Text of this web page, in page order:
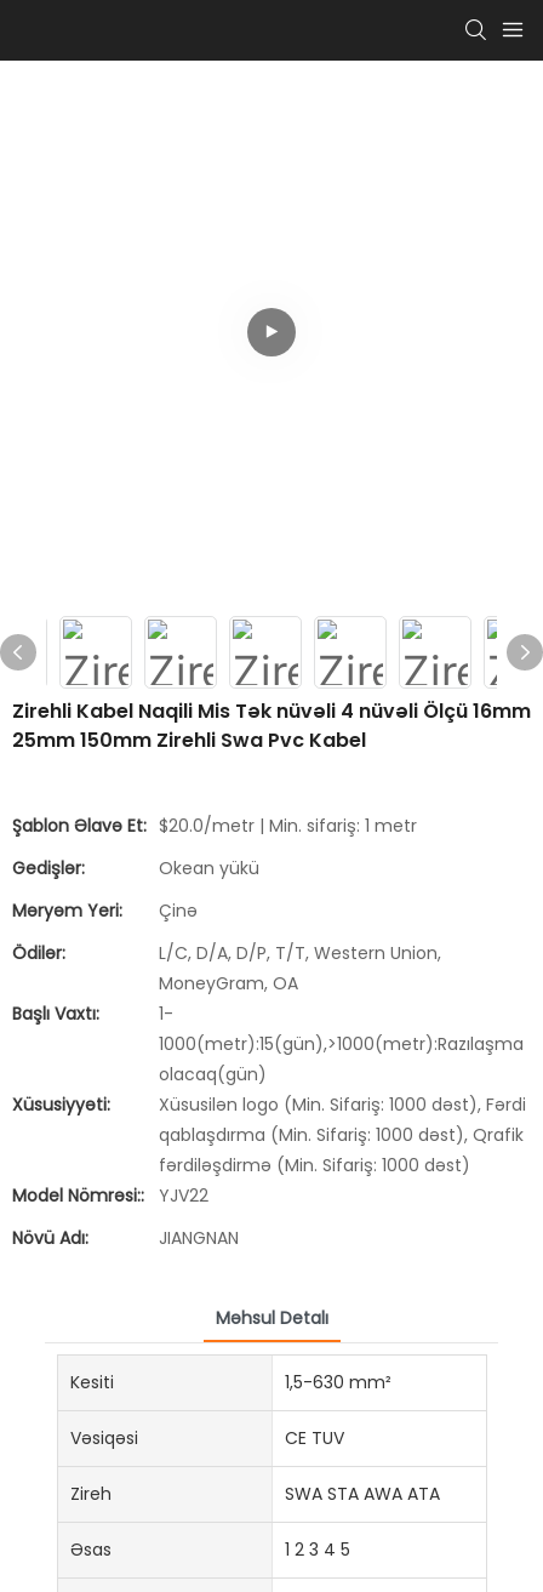
Zirehli Kabel Naqili Mis Tək nüvəli 4 nüvəli Ölçü 16mm
25mm 150mm Zirehli Swa Pvc Kabel
Şablon Əlavə Et: $20.0/metr | Min. sifariş: 1 metr
Gedişlər:
Okean yükü
Məryəm Yeri:
Çinə
Ödilər:
L/C, D/A, D/P, T/T, Western Union,
MoneyGram, OA
Başlı Vaxtı:
1-
1000(metr):15(gün),>1000(metr):Razılaşma
olacaq(gün)
Xüsusiyyəti:
Xüsusilən logo (Min. Sifariş: 1000 dəst), Fərdi
qablaşdırma (Min. Sifariş: 1000 dəst), Qrafik
fərdiləşdirmə (Min. Sifariş: 1000 dəst)
Model Nömrəsi:: YJV22
Növü Adı:
JIANGNAN
Məhsul Detalı
Kesiti 1,5-630 mm²
Vəsiqəsi CE TUV
Zireh SWA STA AWA ATA
Əsas 1 2 3 4 5